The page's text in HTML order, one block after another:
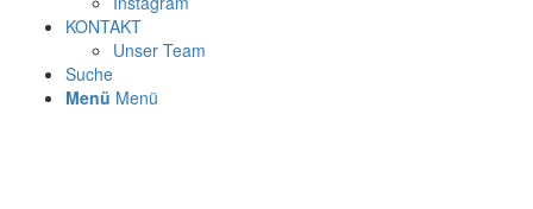
KONTAKT
Unser Team
Suche
Menü Menü